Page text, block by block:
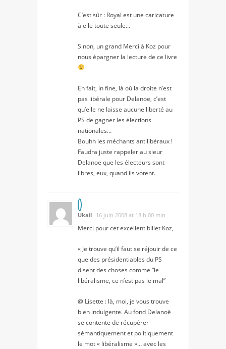
C’est sûr : Royal est une caricature
à elle toute seule…
Sinon, un grand Merci à Koz pour
nous épargner la lecture de ce livre
En fait, in fine, là où la droite n’est
pas libérale pour Delanoë, c’est
qu’elle ne laisse aucune liberté au
PS de gagner les élections
nationales…
Bouhh les méchants antilibéraux !
Faudra juste rappeler au sieur
Delanoë que les électeurs sont
libres, eux, quand ils votent.
Ukail 16 juin 2008 at 18 h 00 min
Merci pour cet excellent billet Koz,
« Je trouve qu’il faut se réjouir de ce
que des présidentiables du PS
disent des choses comme “le
libéralisme, ce n’est pas le mal”
@ Lisette : là, moi, je vous trouve
bien indulgente. Au fond Delanoë
se contente de récupérer
sémantiquement et politiquement
le mot « libéralisme »… avec les